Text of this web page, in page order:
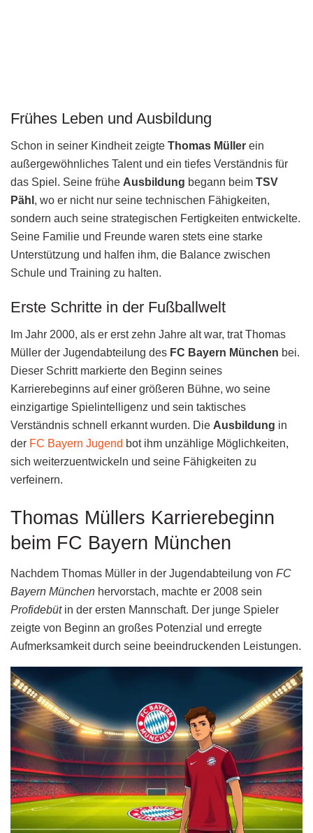
Frühes Leben und Ausbildung
Schon in seiner Kindheit zeigte Thomas Müller ein
außergewöhnliches Talent und ein tiefes Verständnis für
das Spiel. Seine frühe Ausbildung begann beim TSV
Pähl , wo er nicht nur seine technischen Fähigkeiten,
sondern auch seine strategischen Fertigkeiten entwickelte.
Seine Familie und Freunde waren stets eine starke
Unterstützung und halfen ihm, die Balance zwischen
Schule und Training zu halten.
Erste Schritte in der Fußballwelt
Im Jahr 2000, als er erst zehn Jahre alt war, trat Thomas
Müller der Jugendabteilung des FC Bayern München bei.
Dieser Schritt markierte den Beginn seines
Karrierebeginns auf einer größeren Bühne, wo seine
einzigartige Spielintelligenz und sein taktisches
Verständnis schnell erkannt wurden. Die Ausbildung in
der FC Bayern Jugend bot ihm unzählige Möglichkeiten,
sich weiterzuentwickeln und seine Fähigkeiten zu
verfeinern.
Thomas Müllers Karrierebeginn
beim FC Bayern München
Nachdem Thomas Müller in der Jugendabteilung von FC
Bayern München hervorstach, machte er 2008 sein
Profidebütin der ersten Mannschaft. Der junge Spieler
zeigte von Beginn an großes Potenzial und erregte
Aufmerksamkeit durch seine beeindruckenden Leistungen.